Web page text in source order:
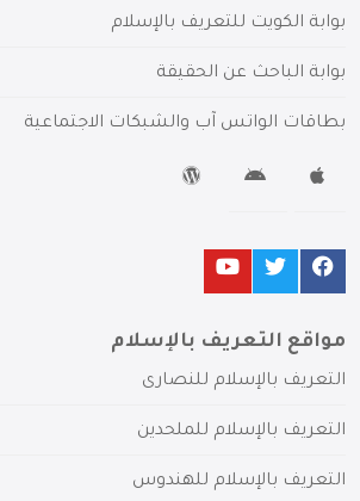
بوابة الكويت للتعريف بالإسلام
بوابة الباحث عن الحقيقة
بطاقات الواتس آب والشبكات الاجتماعية
مواقع التعريف بالإسلام
التعريف بالإسلام للنصارى
التعريف بالإسلام للملحدين
التعريف بالإسلام للهندوس